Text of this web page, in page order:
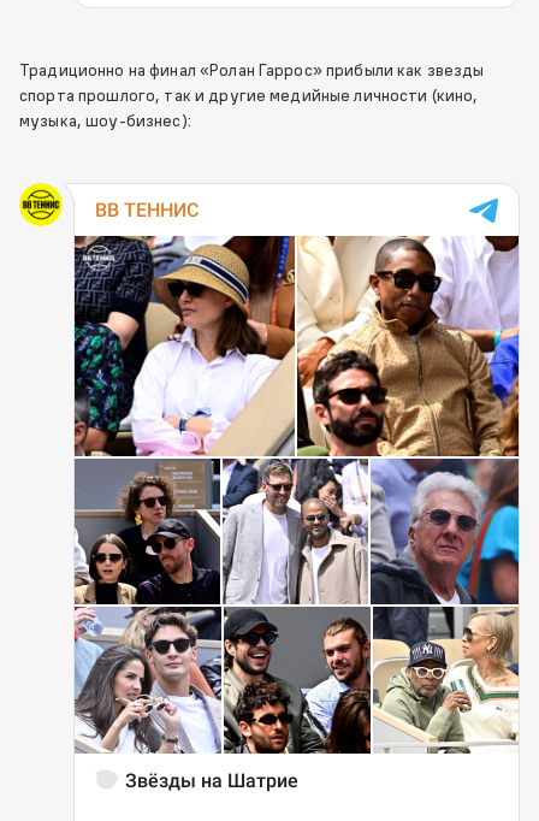
Традиционно на финал «Ролан Гаррос» прибыли как звезды
спорта прошлого, так и другие медийные личности (кино,
музыка, шоу-бизнес):